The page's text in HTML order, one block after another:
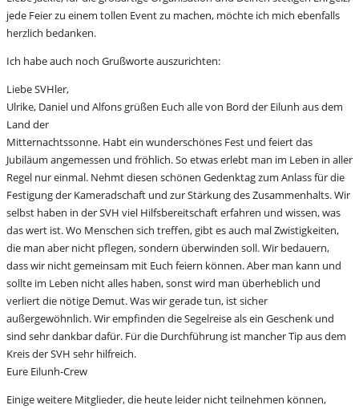
jede Feier zu einem tollen Event zu machen, möchte ich mich ebenfalls
herzlich bedanken.
Ich habe auch noch Grußworte auszurichten:
Liebe SVHler,
Ulrike, Daniel und Alfons grüßen Euch alle von Bord der Eilunh aus dem
Land der
Mitternachtssonne. Habt ein wunderschönes Fest und feiert das
Jubiläum angemessen und fröhlich. So etwas erlebt man im Leben in aller
Regel nur einmal. Nehmt diesen schönen Gedenktag zum Anlass für die
Festigung der Kameradschaft und zur Stärkung des Zusammenhalts. Wir
selbst haben in der SVH viel Hilfsbereitschaft erfahren und wissen, was
das wert ist. Wo Menschen sich treffen, gibt es auch mal Zwistigkeiten,
die man aber nicht pflegen, sondern überwinden soll. Wir bedauern,
dass wir nicht gemeinsam mit Euch feiern können. Aber man kann und
sollte im Leben nicht alles haben, sonst wird man überheblich und
verliert die nötige Demut. Was wir gerade tun, ist sicher
außergewöhnlich. Wir empfinden die Segelreise als ein Geschenk und
sind sehr dankbar dafür. Für die Durchführung ist mancher Tip aus dem
Kreis der SVH sehr hilfreich.
Eure Eilunh-Crew
Einige weitere Mitglieder, die heute leider nicht teilnehmen können,